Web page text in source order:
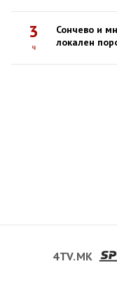
3
ч
Сончево и
локален
4TV.MK